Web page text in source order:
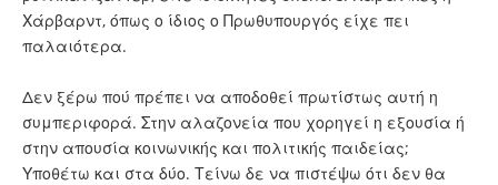
Χάρβαρντ, όπως ο ίδιος ο Πρωθυπουργός είχε πει
παλαιότερα.
Δεν ξέρω πού πρέπει να αποδοθεί πρωτίστως αυτή η
συμπεριφορά. Στην αλαζονεία που χορηγεί η εξουσία ή
στην απουσία κοινωνικής και πολιτικής παιδείας;
Υποθέτω και στα δύο. Τείνω δε να πιστέψω ότι δεν θα